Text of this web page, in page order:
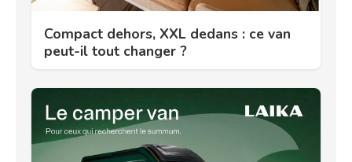
Compact dehors, XXL dedans : ce van
peut-il tout changer ?